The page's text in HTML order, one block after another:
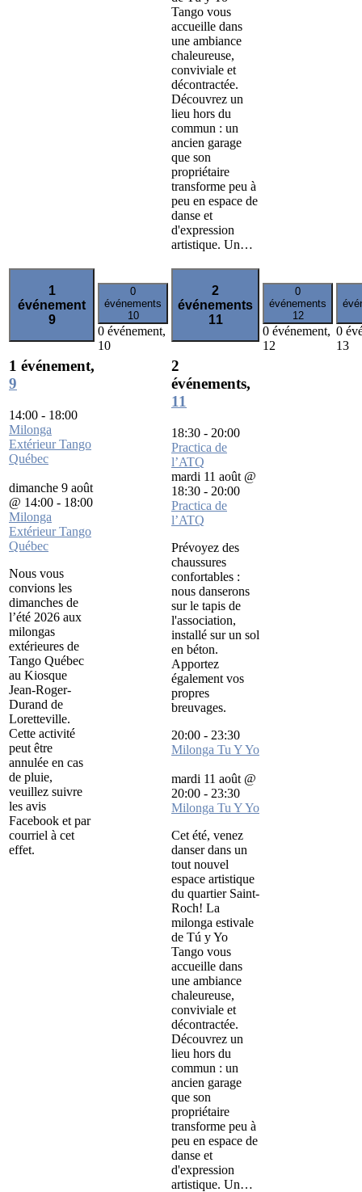
Tango vous
accueille dans
une ambiance
chaleureuse,
conviviale et
décontractée.
Découvrez un
lieu hors du
commun : un
ancien garage
que son
propriétaire
transforme peu à
peu en espace de
danse et
d'expression
artistique. Un…
1
événement
9
1 événement,
9
14:00 - 18:00
Milonga
Extérieur Tango
Québec
dimanche 9 août
@ 14:00 - 18:00
Milonga
Extérieur Tango
Québec
Nous vous
convions les
dimanches de
l’été 2026 aux
milongas
extérieures de
Tango Québec
au Kiosque
Jean-Roger-
Durand de
Loretteville.
Cette activité
peut être
annulée en cas
de pluie,
veuillez suivre
les avis
Facebook et par
courriel à cet
effet.
0
événements
10
0 événement,
10
2
événements
11
2
événements,
11
18:30 - 20:00
Practica de
l’ATQ
mardi 11 août @
18:30 - 20:00
Practica de
l’ATQ
Prévoyez des
chaussures
confortables :
nous danserons
sur le tapis de
l'association,
installé sur un sol
en béton.
Apportez
également vos
propres
breuvages.
20:00 - 23:30
Milonga Tu Y Yo
mardi 11 août @
20:00 - 23:30
Milonga Tu Y Yo
Cet été, venez
danser dans un
tout nouvel
espace artistique
du quartier Saint-
Roch! La
milonga estivale
de Tú y Yo
Tango vous
accueille dans
une ambiance
chaleureuse,
conviviale et
décontractée.
Découvrez un
lieu hors du
commun : un
ancien garage
que son
propriétaire
transforme peu à
peu en espace de
danse et
d'expression
artistique. Un…
0
événements
12
0 événement,
12
0
13